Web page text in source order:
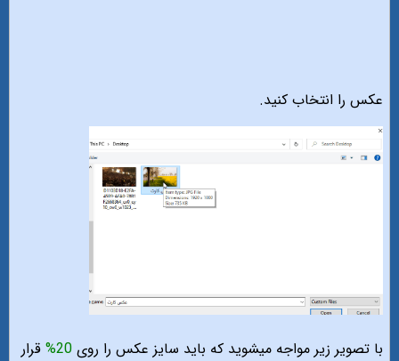
عکس را انتخاب کنید.
با تصویر زیر مواجه میشوید که باید سایز عکس را روی 20%
قرار